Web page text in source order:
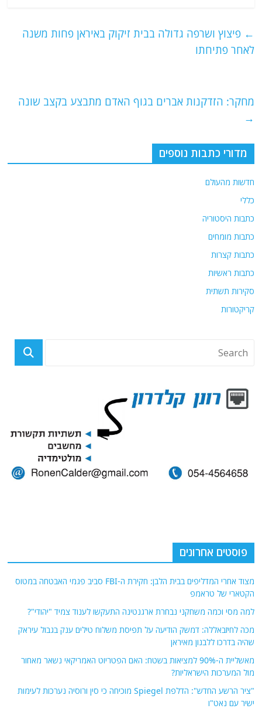
s
A
g
ra
l
er
e
k
← פיצוץ ושרפה גדולה בבית זיקוק באיראן פחות משנה
לאחר פתיחתו
מחקר: הזדקנות אברים בגוף האדם מתבצע בקצב שונה
→
מדורי כתבות נוספים
חדשות מהעולם
כללי
כתבות היסטוריה
כתבות מומחים
כתבות קצרות
כתבות ראשיות
סקירות תשתית
קריקטורות
פוסטים אחרונים
מצוד אחרי המדליפים בבית הלבן: חקירת ה-FBI סביב פגמי האבטחה במטוס
הקטארי של טראמפ
למה מסי וכמה משחקני נבחרת ארגנטינה התעקשו לענוד צמיד "יהודי"?
מכה לחיזבאללה: דמשק הודיעה על תפיסת משלוח טילים ענק בגבול עיראק
שהיה בדרכו ללבנון מאיראן
מאשליית ה-90% למציאות בשטח: האם הפטריוט האמריקאי נשאר מאחור
מול המערכות הישראליות?
"ציר הרשע החדש": הדלפת Spiegel מוכיחה כי סין ורוסיה נערכות לעימות
ישיר עם נאט"ו